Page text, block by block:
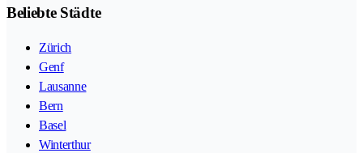
Beliebte Städte
Zürich
Genf
Lausanne
Bern
Basel
Winterthur